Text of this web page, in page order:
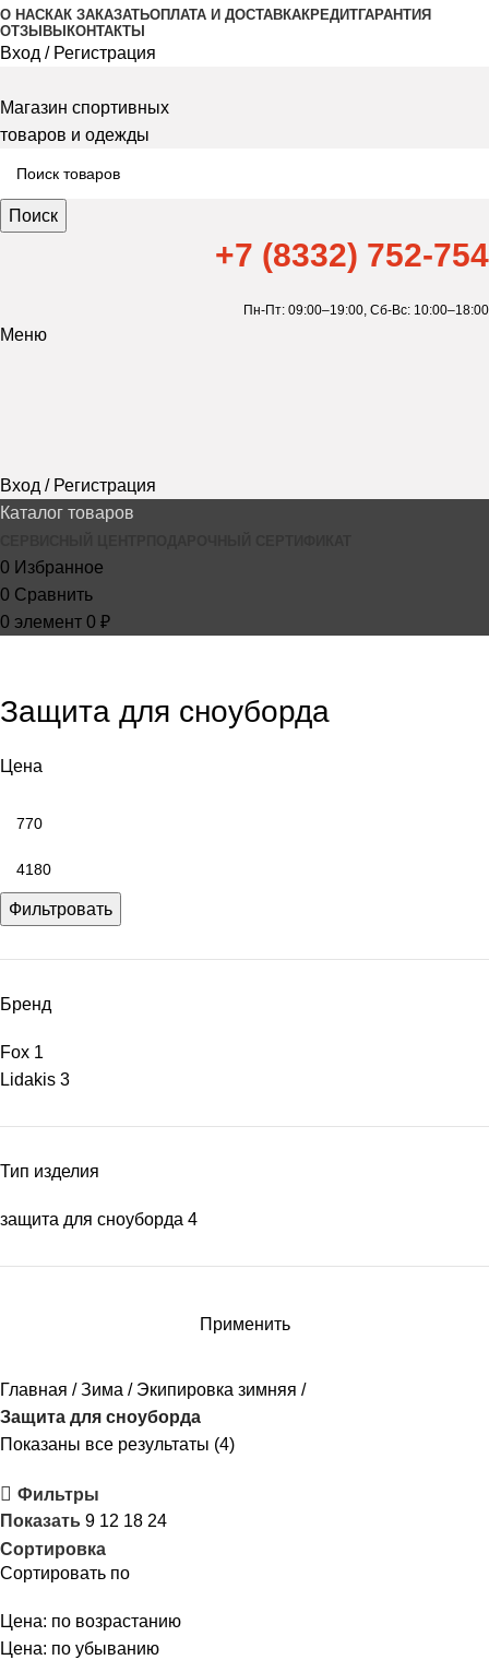
О НАСКАК ЗАКАЗАТЬОПЛАТА И ДОСТАВКАКРЕДИТГАРАНТИЯ
ОТЗЫВЫ КОНТАКТЫ
Вход / Регистрация
Магазин спортивных
товаров и одежды
Поиск
+7 (8332) 752-754
Пн-Пт: 09:00–19:00, Сб-Вс: 10:00–18:00
Меню
Вход / Регистрация
Каталог товаров
0 Избранное
0 Сравнить
0 элемент 0 ₽
Защита для сноуборда
Цена
Фильтровать
Бренд
Fox 1
Lidakis 3
Тип изделия
защита для сноуборда 4
Применить
Главная Зима
Экипировка зимняя
Защита для сноуборда
Показаны все результаты (4)
Фильтры
Показать 9 12 18 24
Сортировка
Сортировать по
Цена: по возрастанию
Цена: по убыванию